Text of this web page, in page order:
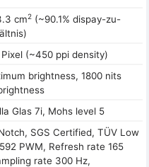
cm2(~90.1% dispay-zu-
(~450 ppi density)
brightness, 1800 nits
Glas 7i, Mohs level 5
SGS Certified, TÜV Low
PWM, Refresh rate 165
rate 300 Hz,